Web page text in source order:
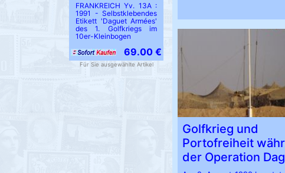
FRANKREICH Yv. 13A :
1991 - Selbstklebendes
Etikett 'Daguet Armées'
des 1. Golfkriegs im
10er-Kleinbogen
69.00 €
Für Sie ausgewählte Artikel
Golfkrieg und
Portofreiheit
der Operation